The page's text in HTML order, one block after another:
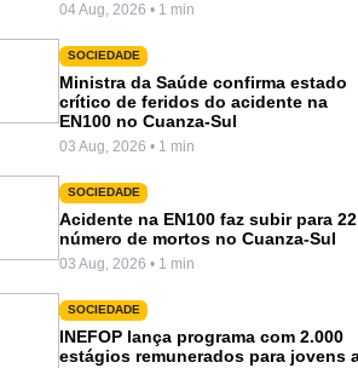
04 Aug, 2026 • 1 min
SOCIEDADE
Ministra da Saúde confirma estado
crítico de feridos do acidente na
EN100 no Cuanza-Sul
03 Aug, 2026 • 1 min
SOCIEDADE
Acidente na EN100 faz subir para
número de mortos no Cuanza-Sul
03 Aug, 2026 • 1 min
SOCIEDADE
INEFOP lança programa com 2.000
estágios remunerados para jovens